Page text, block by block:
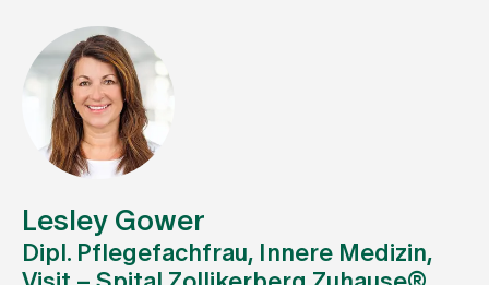
Fachbereiche
Aufenthalt
Lesley Gower
Dipl. Pflegefachfrau, Innere Medizin,